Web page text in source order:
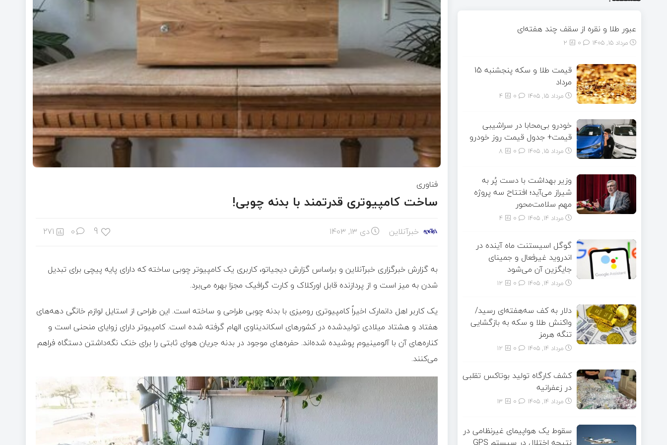
فناوری
ساخت کامپیوتری قدرتمند با بدنه چوبی!
خبرآنلاین دی ۱۳, ۱۴۰۳ 9
0
271
به گزارش خبرگزاری خبرآنلاین و براساس گزارش دیجیاتو، کاربری یک کامپیوتر چوبی ساخته که دارای پایه پیچی برای تبدیل
شدن به میز است و از پردازنده قابل اورکلاک و کارت گرافیک مجزا بهره می‌برد.
یک کاربر اهل دانمارک اخیراً کامپیوتری رومیزی با بدنه چوبی طراحی و ساخته است. این طراحی از استایل لوازم خانگی دهه‌های
هفتاد و هشتاد میلادی تولیدشده در کشورهای اسکاندیناوی الهام گرفته شده است. کامپیوتر دارای زوایای منحنی است و
کناره‌های آن با آلومینیوم پوشیده شده‌اند. حفره‌های موجود در بدنه جریان هوای ثابتی را برای خنک نگه‌داشتن دستگاه فراهم
می‌کنند.
عبور طلا و نقره از سقف چند هفته‌ای
مرداد ۱۵, ۱۴۰۵ 2
قیمت طلا و سکه پنجشنبه 15
مرداد
مرداد ۱۵, ۱۴۰۵ 4
خودرو بی‌محابا در سراشیبی
قیمت+ جدول قیمت روز خودرو
مرداد ۱۵, ۱۴۰۵ 8
وزیر بهداشت با دست پُر به
شیراز می‌آید؛ افتتاح سه پروژه
مهم سلامت‌محور
مرداد ۱۴, ۱۴۰۵ 4
گوگل اسیستنت ماه آینده در
اندروید غیرفعال و جمینای
جایگزین آن می‌شود
مرداد ۱۴, ۱۴۰۵ 12
دلار به کف سه‌هفته‌ای رسید/
واکنش طلا و سکه به بازگشایی
تنگه هرمز
مرداد ۱۴, ۱۴۰۵ 12
کشف کارگاه تولید بوتاکس تقلبی
در زعفرانیه
مرداد ۱۴, ۱۴۰۵ 13
سقوط یک هواپیمای غیرنظامی در